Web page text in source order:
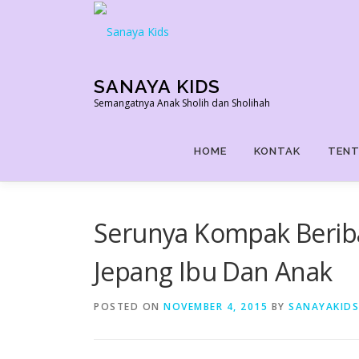
SANAYA KIDS
Semangatnya Anak Sholih dan Sholihah
HOME KONTAK
Serunya Kompak
Jepang Ibu Dan Anak
POSTED ON NOVEMBER 4, 2015 BY SANAYAKIDS